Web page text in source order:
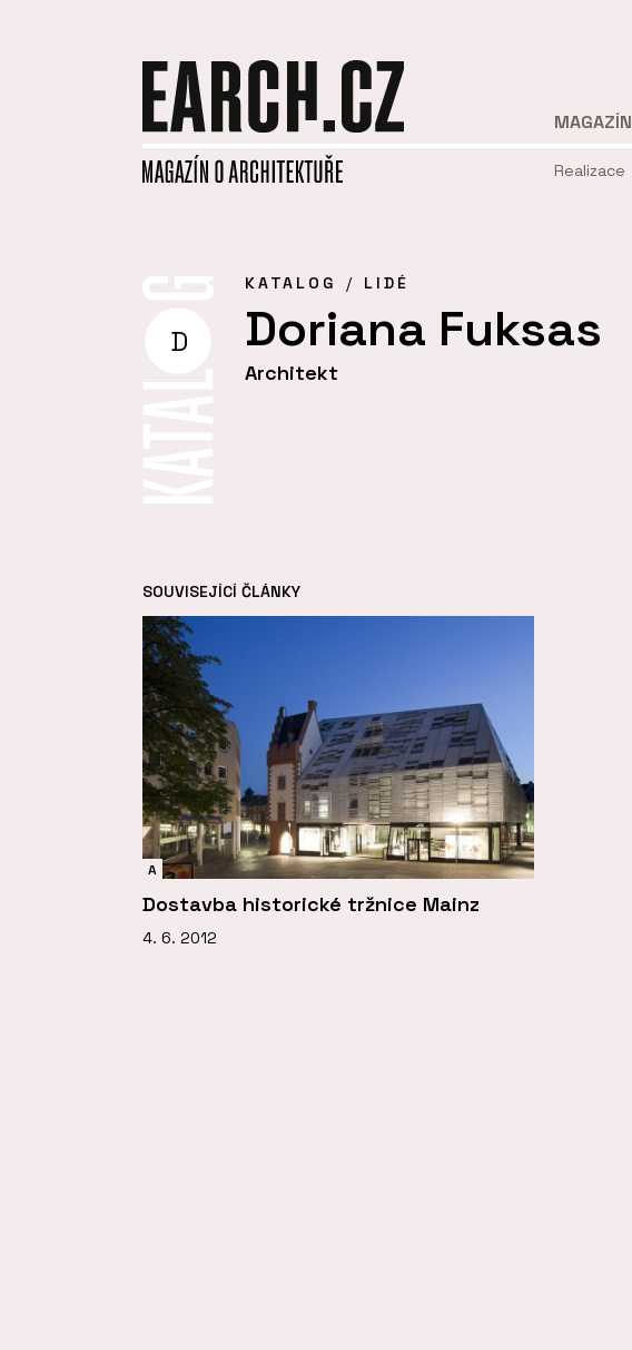
MAGAZÍN
Realizace
D
KATALOG LIDÉ
Doriana Fuksas
Architekt
SOUVISEJÍCÍ ČLÁNKY
A
Dostavba historické tržnice Mainz
4. 6. 2012